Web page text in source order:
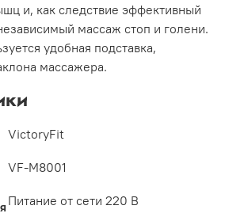
и, как следствие эффективный
массаж стоп и голени.
удобная подставка,
массажера.
VictoryFit
VF-M8001
Питание от сети 220 В